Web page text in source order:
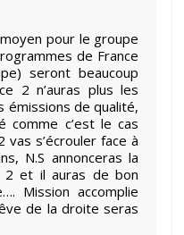
pour le groupe
de France
seront beaucoup
2 n’auras plus les
émissions de qualité,
comme c’est le cas
vas s’écrouler face à
N.S annonceras la
2 et il auras de bon
Mission accomplie
de la droite seras